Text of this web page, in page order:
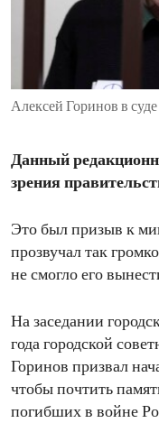
ENVIRONMENT AND
IDEALS AND
Алексей Горинов в
Данный
зрения
Это был призыв к
прозвучал так
не смогло его
На заседании
года городской
Горинов призвал
чтобы почтить
погибших в войне